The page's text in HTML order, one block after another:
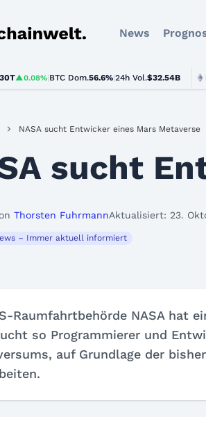
News
▲0.08% BTC Dom.56.6% 24h Vol.$32.54B
BTC$64,850.00▼0.3% ETH
NASA sucht Entwicker eines Mars Metaverse
sucht
Thorsten FuhrmannAktualisiert: 23.
– Immer aktuell informiert
Raumfahrtbehörde NASA hat
so Programmierer und
auf Grundlage der